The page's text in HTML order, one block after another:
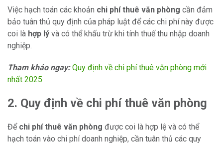
Việc hạch toán các khoản chi phí thuê văn phòng cần đảm
bảo tuân thủ quy định của pháp luật để các chi phí này được
coi là hợp lý và có thể khấu trừ khi tính thuế thu nhập doanh
nghiệp.
Tham khảo ngay: Quy định về chi phí thuê văn phòng mới
nhất 2025
2. Quy định về chi phí thuê văn phòng
Để chi phí thuê văn phòng được coi là hợp lệ và có thể
hạch toán vào chi phí doanh nghiệp, cần tuân thủ các quy